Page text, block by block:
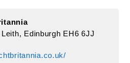
Edinburgh EH6 6JJ